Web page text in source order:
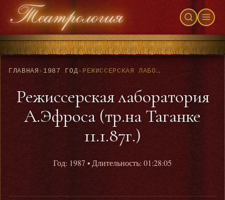
ГЛАВНАЯ › 1987 ГОД› РЕЖИССЕРСКАЯ ЛАБОРАТОРИЯ А.ЭФРОСА (ТР.НА ТАГАНКЕ 11.1.87Г.)
Режиссерская лаборатория
А.Эфроса (тр.на Таганке
11.1.87г.)
Год: 1987 • Длительность: 01:28:05